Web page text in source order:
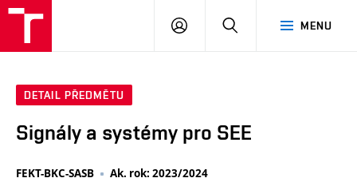
MENU
PŘIHLÁSIT
DETAIL PŘEDMĚTU
Signály a systémy pro SEE
FEKT-BKC-SASB Ak. rok: 2023/2024